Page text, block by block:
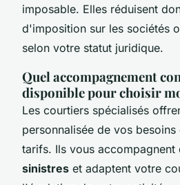
imposable. Elles réduisent
d'imposition sur les sociétés
selon votre statut juridique.
Quel accompagnement
disponible pour choisir
Les courtiers spécialisés
personnalisée de vos
tarifs. Ils vous accompagnent
sinistres et adaptent votre